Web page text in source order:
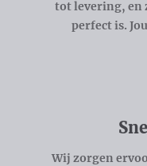
tot levering, en
perfect is.
Wij zorgen